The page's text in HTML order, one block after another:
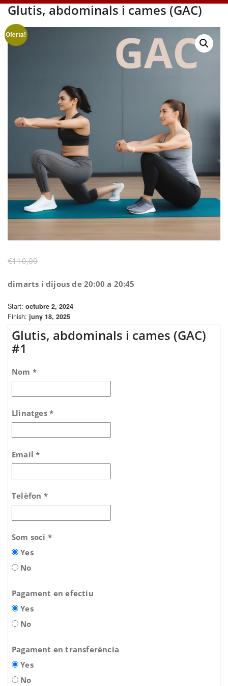
Glutis, abdominals i cames (GAC)
Oferta!
€110,00
original
€110,00.
actual
€80,00.
dimarts i dijous de 20:00 a 20:45
Start: octubre 2, 2024
Finish: juny 18, 2025
Glutis, abdominals i cames (GAC)
#1
Nom *
Llinatges *
Email *
Telèfon *
Som soci *
Yes
No
Pagament en efectiu
Yes
No
Pagament en transferència
Yes
No